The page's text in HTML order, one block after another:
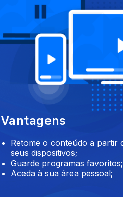
16 jul. 2025
Miguel Pinto Luz
Vantagens
Retome o conteúdo a partir
seus dispositivos;
Guarde programas favoritos;
Aceda à sua área pessoal;